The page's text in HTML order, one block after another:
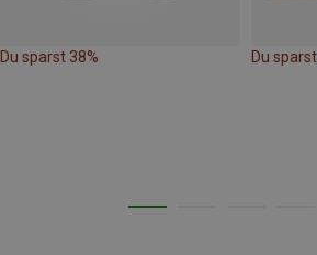
Du sparst 38% Du